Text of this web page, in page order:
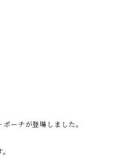
ーチが登場しました。